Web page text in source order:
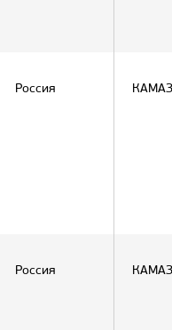
Россия КАМАЗ
Россия КАМАЗ